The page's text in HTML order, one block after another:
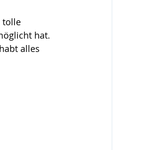
tolle
hat.
alles